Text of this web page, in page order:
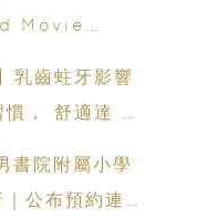
Movie
乳齒蛀牙影響
達 強
書院附屬小學
公布預約連結